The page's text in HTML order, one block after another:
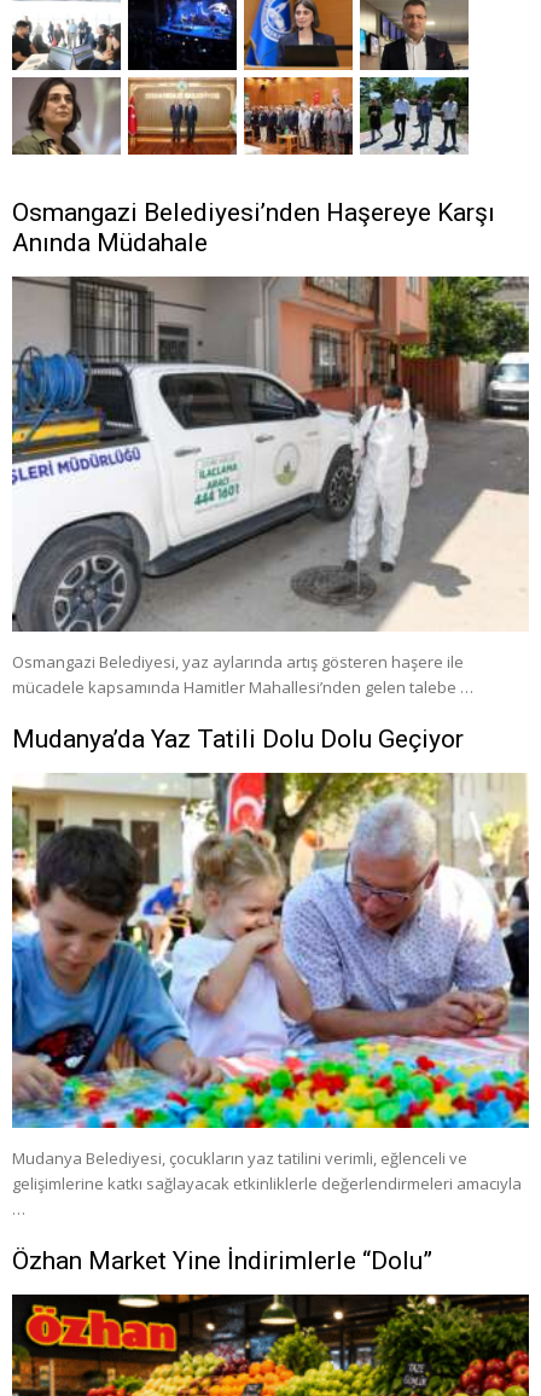
Osmangazi Belediyesi’nden Haşereye Karşı
Anında Müdahale
Osmangazi Belediyesi, yaz aylarında artış gösteren haşere ile
mücadele kapsamında Hamitler Mahallesi’nden gelen talebe …
Mudanya’da Yaz Tatili Dolu Dolu Geçiyor
Mudanya Belediyesi, çocukların yaz tatilini verimli, eğlenceli ve
gelişimlerine katkı sağlayacak etkinliklerle değerlendirmeleri amacıyla
…
Özhan Market Yine İndirimlerle “Dolu”